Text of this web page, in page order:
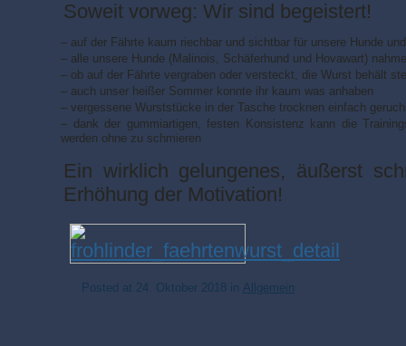
Soweit vorweg: Wir sind begeistert!
– auf der Fährte kaum riechbar und sichtbar für unsere Hunde
– alle unsere Hunde (Malinois, Schäferhund und Hovawart)
– ob auf der Fährte vergraben oder versteckt, die Wurst behält
– auch unser heißer Sommer konnte ihr kaum was anhaben
– vergessene Wurststücke in der Tasche trocknen einfach
– dank der gummiartigen, festen Konsistenz kann die
werden ohne zu schmieren
Ein wirklich gelungenes, äußerst
Erhöhung der Motivation!
Posted at 24. Oktober 2018 in Allgemein